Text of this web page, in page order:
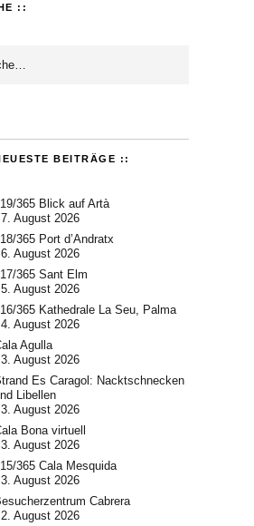
::
BEITRÄGE ::
365 Blick auf Artà
7. August 2026
365 Port d’Andratx
6. August 2026
365 Sant Elm
5. August 2026
365 Kathedrale La Seu, Palma
4. August 2026
Agulla
3. August 2026
Es Caragol: Nacktschnecken
Libellen
3. August 2026
Bona virtuell
3. August 2026
365 Cala Mesquida
3. August 2026
Cabrera
2. August 2026